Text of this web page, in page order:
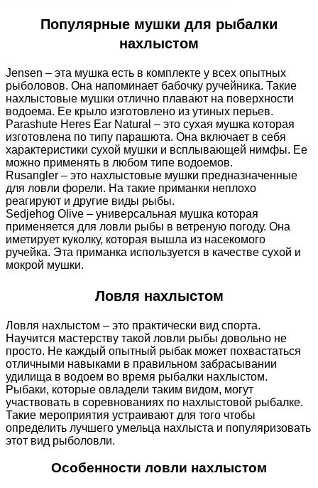
Популярные мушки для рыбалки
нахлыстом
Jensen – эта мушка есть в комплекте у всех опытных
рыболовов. Она напоминает бабочку ручейника. Такие
нахлыстовые мушки отлично плавают на поверхности
водоема. Ее крыло изготовлено из утиных перьев.
Parashute Heres Ear Natural – это сухая мушка которая
изготовлена по типу парашюта. Она включает в себя
характеристики сухой мушки и всплывающей нимфы. Ее
можно применять в любом типе водоемов.
Rusangler – это нахлыстовые мушки предназначенные
для ловли форели. На такие приманки неплохо
реагируют и другие виды рыбы.
Sedjehog Olive – универсальная мушка которая
применяется для ловли рыбы в ветреную погоду. Она
иметирует куколку, которая вышла из насекомого
ручейка. Эта приманка используется в качестве сухой и
мокрой мушки.
Ловля нахлыстом
Ловля нахлыстом – это практически вид спорта.
Научится мастерству такой ловли рыбы довольно не
просто. Не каждый опытный рыбак может похвастаться
отличными навыками в правильном забрасывании
удилища в водоем во время рыбалки нахлыстом.
Рыбаки, которые овладели таким видом, могут
участвовать в соревнованиях по нахлыстовой рыбалке.
Такие мероприятия устраивают для того чтобы
определить лучшего умельца нахлыста и популяризовать
этот вид рыболовли.
Особенности ловли нахлыстом